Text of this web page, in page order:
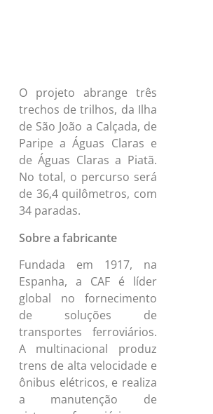
O projeto abrange três
trechos de trilhos, da Ilha
de São João a Calçada, de
Paripe a Águas Claras e
de Águas Claras a Piatã.
No total, o percurso será
de 36,4 quilômetros, com
34 paradas.
Sobre a fabricante
Fundada em 1917, na
Espanha, a CAF é líder
global no fornecimento
de soluções de
transportes ferroviários.
A multinacional produz
trens de alta velocidade e
ônibus elétricos, e realiza